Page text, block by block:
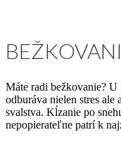
Máte radi bežkovanie? U
odburáva nielen stres ale
svalstva. Kĺzanie po
nepopierateľne patrí k